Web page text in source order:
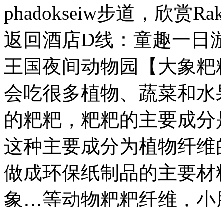
phadokseiw步道，欣赏
返回酒店D线：童趣一日
王国夜间动物园【大象
会吃很多植物、蔬菜和
的粑粑，粑粑的主要成
这种主要成分为植物纤
做成环保纸制品的主要
象…等动物粑粑纤维，小